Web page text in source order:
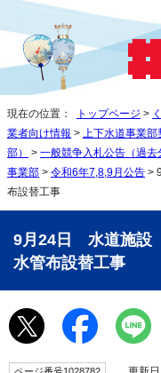
現在の位置： トップページ >
業者向け情報 > 上下水道事業
部）
> 一般競争入札公告（過去
事業部 > 令和6年7,8,9月公告 >
布設替工事
9月24日 水道施
水管布設替工事
ページ番号1028782